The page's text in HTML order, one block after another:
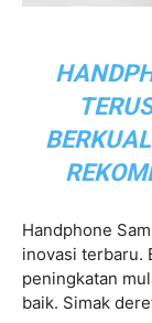
Handphone
inovasi terbaru.
peningkatan
baik. Simak